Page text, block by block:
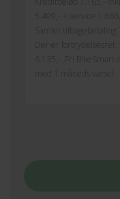
5.499,- + service
Samlet
Der er
6.135,-. Fri
med 1 måneds varsel.